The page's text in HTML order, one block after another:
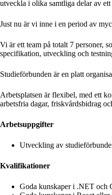
utveckla i olika samtliga delar av ett
Just nu är vi inne i en period av
Vi är ett team på totalt 7 personer,
specifikation, utveckling och
Studieförbunden är en platt
Arbetsplatsen är flexibel, med ett
arbetsfria dagar, friskvårdsbidrag
Arbetsuppgifter
Utveckling av
Kvalifikationer
Goda kunskaper i .NET och